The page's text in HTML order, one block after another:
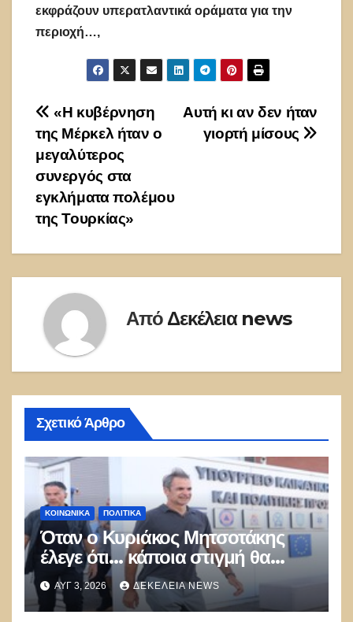
εκφράζουν υπερατλαντικά οράματα για την
περιοχή…,
Πλοήγηση
άρθρων
Αυτή κι αν δεν ήταν
γιορτή μίσους
«Η κυβέρνηση
της Μέρκελ ήταν ο
μεγαλύτερος
συνεργός στα
εγκλήματα πολέμου
της Τουρκίας»
Από Δεκέλεια news
Σχετικό Άρθρο
ΚΟΙΝΩΝΙΚΑ ΠΟΛΙΤΙΚΑ
Όταν ο Κυριάκος Μητσοτάκης
έλεγε ότι… κάποια στιγμή θα
καούν τα δάση
ΑΥΓ 3, 2026 ΔΕΚΈΛΕΙΑ NEWS